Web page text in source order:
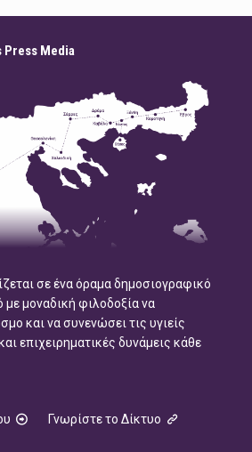
Press Media
σε ένα όραμα δημοσιογραφικό
με μοναδική φιλοδοξία να
και να συνενώσει τις υγιείς
επιχειρηματικές δυνάμεις κάθε
Γνωρίστε το Δίκτυο